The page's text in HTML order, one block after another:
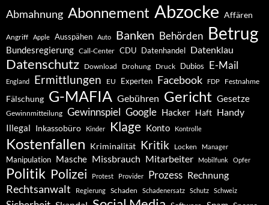
Abmahnung Abonnement Abzocke Affären
Angriff Apple Ausspähen Auto Banken Behörden Betrug
Bundesregierung Call-Center CDU Datenhandel Datenklau
Datenschutz Download Drohung Druck Dubios E-Mail
England Ermittlungen EU Experten Facebook FDP Festnahme
Fälschung G-MAFIA Gebühren Gericht Gesetze
Gewinnmitteilung Gewinnspiel Google Hacker Haft Handy
Illegal Inkassobüro Kinder Klage Konto Kontrolle
Kostenfallen Kriminalität Kritik Locken Manager
Manipulation Masche Missbrauch Mitarbeiter Mobilfunk Opfer
Politik Polizei Protest Provider Prozess Rechnung
Rechtsanwalt Regierung Schaden Schadenersatz Schutz Schweiz